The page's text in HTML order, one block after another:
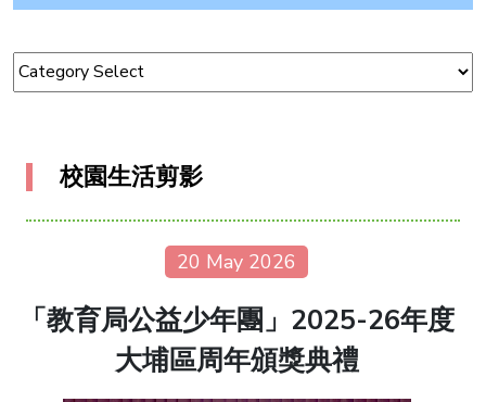
校園生活剪影
20 May 2026
「教育局公益少年團」2025-26年度
大埔區周年頒獎典禮